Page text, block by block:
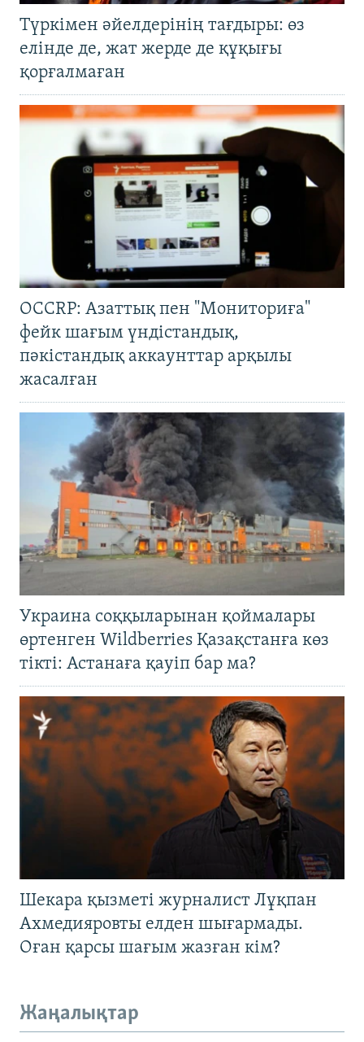
Түркімен әйелдерінің тағдыры: өз
елінде де, жат жерде де құқығы
қорғалмаған
OCCRP: Азаттық пен "Мониториға"
фейк шағым үндістандық,
пәкістандық аккаунттар арқылы
жасалған
Украина соққыларынан қоймалары
өртенген Wildberries Қазақстанға көз
тікті: Астанаға қауіп бар ма?
Шекара қызметі журналист Лұқпан
Ахмедияровты елден шығармады.
Оған қарсы шағым жазған кім?
Жаңалықтар